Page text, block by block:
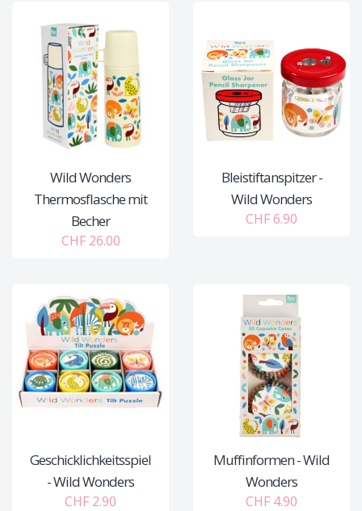
Wild Wonders
Thermosflasche mit
Becher
CHF 26.00
Bleistiftanspitzer -
Wild Wonders
CHF 6.90
Geschicklichkeitsspiel
- Wild Wonders
CHF 2.90
Muffinformen - Wild
Wonders
CHF 4.90